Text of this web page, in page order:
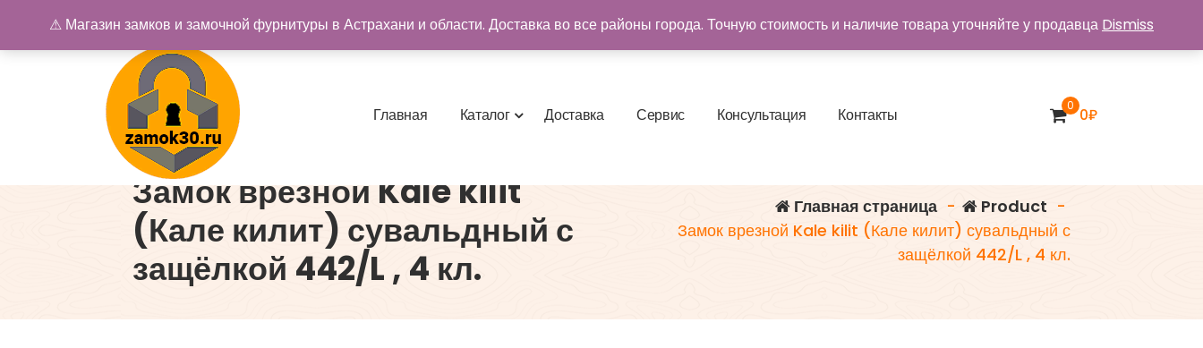
содержимому
Купить замок в Астрахани. Замки и дверная фурнитура
Главная Каталог Доставка Сервис Консультация Контакты 0 0₽
Замок врезной Kale kilit
(Кале килит) сувальдный с
защёлкой 442/L , 4 кл.
Главная страница - Product -
Замок врезной Kale kilit (Кале килит) сувальдный с
защёлкой 442/L , 4 кл.
⚠ Магазин замков и замочной фурнитуры в Астрахани и области. Доставка во все районы города. Точную стоимость и наличие товара уточняйте у продавца Dismiss